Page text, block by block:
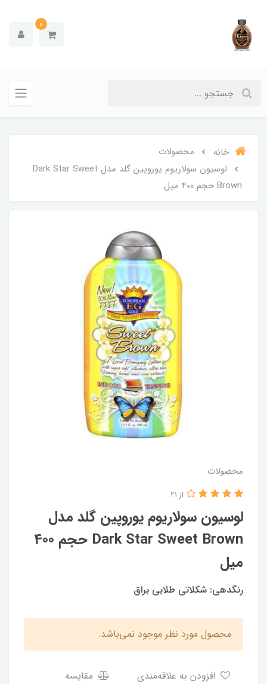
0
خانه
محصولات
لوسیون سولاریوم یوروپین گلد مدل Dark Star Sweet
Brown حجم 400 میل
محصولات
لوسیون سولاریوم یوروپین گلد مدل
Dark Star Sweet Brown حجم 400
میل
از 21
رنگدهی: شکلاتی طلایی براق
محصول مورد نظر موجود نمی‌باشد.
مقایسه